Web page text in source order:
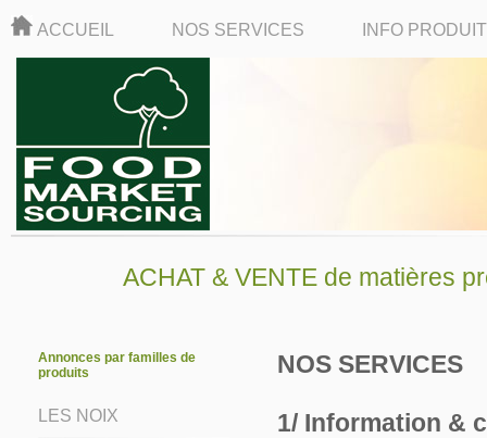
ACCUEIL NOS SERVICES INFO
ACHAT & VENTE de matières
Annonces par familles de
produits
LES NOIX
NOS SERVICES
1/ Information &